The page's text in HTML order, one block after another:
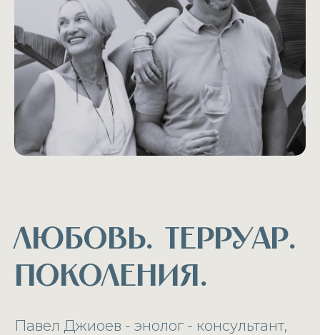
Любовь. Терруар.
Поколения.
Павел Джиоев - энолог - консультант,